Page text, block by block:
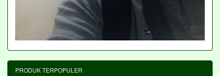
PRODUK TERPOPULER